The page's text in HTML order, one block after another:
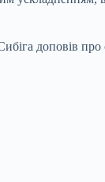
доповів про